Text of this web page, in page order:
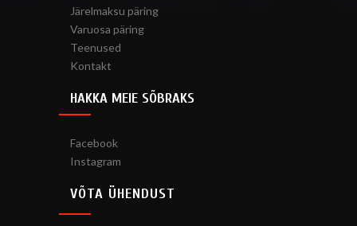
Järelmaksu päring
Varuosa päring
Teenused
Kontakt
HAKKA MEIE SÕBRAKS
Facebook
Instagram
VÕTA ÜHENDUST